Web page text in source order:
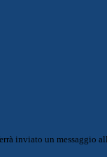
inviato un messaggio